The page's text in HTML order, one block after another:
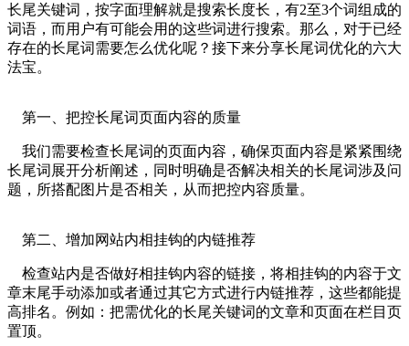
长尾关键词，按字面理解就是搜索长度长，有2至3个词组成的
词语，而用户有可能会用的这些词进行搜索。那么，对于已经
存在的长尾词需要怎么优化呢？接下来分享长尾词优化的六大
法宝。
第一、把控长尾词页面内容的质量
我们需要检查长尾词的页面内容，确保页面内容是紧紧围绕
长尾词展开分析阐述，同时明确是否解决相关的长尾词涉及问
题，所搭配图片是否相关，从而把控内容质量。
第二、增加网站内相挂钩的内链推荐
检查站内是否做好相挂钩内容的链接，将相挂钩的内容于文
章末尾手动添加或者通过其它方式进行内链推荐，这些都能提
高排名。例如：把需优化的长尾关键词的文章和页面在栏目页
置顶。